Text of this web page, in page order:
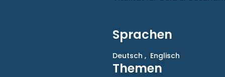
Sprachen
Deutsch , Englisch
Themen